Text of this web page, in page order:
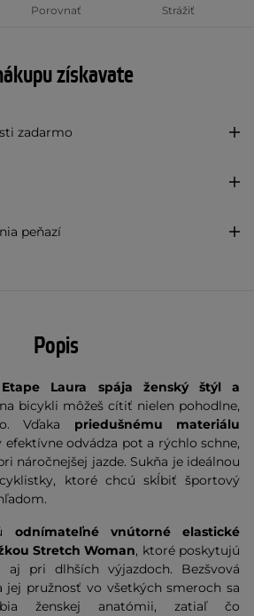
Porovnať Strážiť
získavate
zadarmo
peňazí
Popis
Laura spája ženský štýl a
bicykli môžeš cítiť nielen pohodlne,
Vďaka priedušnému materiálu
efektívne odvádza pot a rýchlo schne,
náročnejšej jazde. Sukňa je ideálnou
ktoré chcú skĺbiť športový
odnímateľné vnútorné elastické
Stretch Woman, ktoré poskytujú
aj pri dlhších výjazdoch. Bezšvová
jej pružnosť vo všetkých smeroch sa
ženskej anatómii, zatiaľ čo